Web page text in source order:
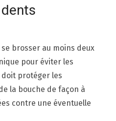
brosser au moins deux
pour éviter les
protéger les
la bouche de façon à
contre une éventuelle